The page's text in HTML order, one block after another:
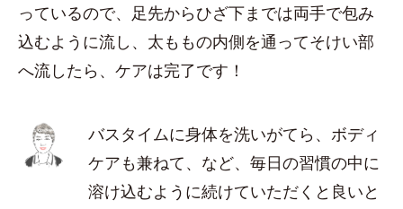
っているので、足先からひざ下までは両手で包み
込むように流し、太ももの内側を通ってそけい部
へ流したら、ケアは完了です！
バスタイムに身体を洗いがてら、ボディ
ケアも兼ねて、など、毎日の習慣の中に
溶け込むように続けていただくと良いと